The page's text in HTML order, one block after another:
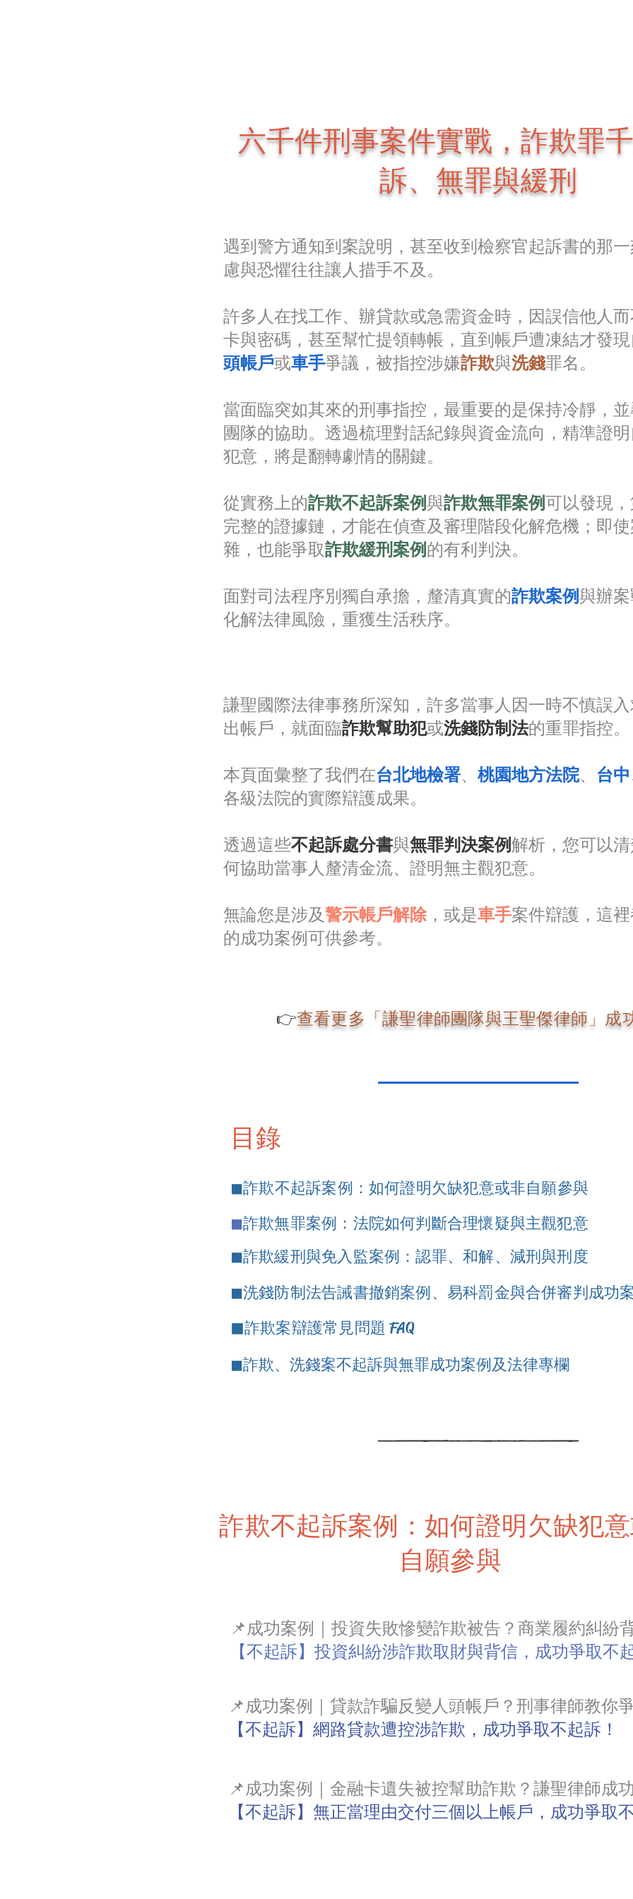
六千件刑事案件實戰，詐欺罪
訴、無罪與緩刑
遇到警方通知到案說明，甚至收到檢察官起訴書的那
慮與恐懼往往讓人措手不及。
許多人在找工作、辦貸款或急需資金時，因誤信他人
卡與密碼，甚至幫忙提領轉帳，直到帳戶遭凍結才發
頭帳戶或車手爭議，被指控涉嫌詐欺與洗錢罪名。
當面臨突如其來的刑事指控，最重要的是保持冷靜，
團隊的協助。透過梳理對話紀錄與資金流向，精準證
犯意，將是翻轉劇情的關鍵。
從實務上的詐欺不起訴案例與詐欺無罪案例可以發現
完整的證據鏈，才能在偵查及審理階段化解危機；即
雜，也能爭取詐欺緩刑案例的有利判決。
面對司法程序別獨自承擔，釐清真實的詐欺案例與辦
化解法律風險，重獲生活秩序。
謙聖國際法律事務所深知，許多當事人因一時不慎誤
出帳戶，就面臨詐欺幫助犯或洗錢防制法的重罪指控。
本頁面彙整了我們在台北地檢署、 桃園地方法院、 台中
各級法院的實際辯護成果。
透過這些不起訴處分書與無罪判決案例解析，您可以
何協助當事人釐清金流、證明無主觀犯意。
無論您是涉及警示帳戶解除，或是車手案件辯護，這
的成功案例可供參考。
👉查看更多「謙聖律師團隊與王聖傑律師」成
目錄
◼詐欺不起訴案例：如何證明欠缺犯意或非自願參與
◼詐欺無罪案例：法院如何判斷合理懷疑與主觀犯意
◼詐欺緩刑與免入監案例：認罪、和解、減刑與刑度
◼洗錢防制法告誡書撤銷案例、易科罰金與合併審判成功
◼詐欺案辯護常見問題 FAQ
◼詐欺、洗錢案不起訴與無罪成功案例及法律專欄
詐欺不起訴案例：如何證明欠缺犯
自願參與
📌成功案例｜投資失敗慘變詐欺被告？商業履約糾紛
【不起訴】投資糾紛涉詐欺取財與背信，成功爭取不
📌成功案例｜貸款詐騙反變人頭帳戶？刑事律師教你
【不起訴】網路貸款遭控涉詐欺，成功爭取不起訴！
📌成功案例｜金融卡遺失被控幫助詐欺？謙聖律師成
【不起訴】無正當理由交付三個以上帳戶，成功爭取